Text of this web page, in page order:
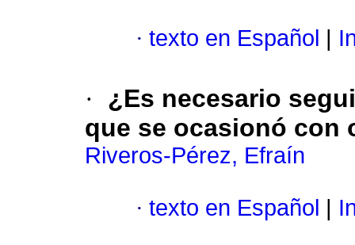
· texto en Español
·
¿Es necesario
que se ocasionó con
Riveros-Pérez, Efraín
· texto en Español